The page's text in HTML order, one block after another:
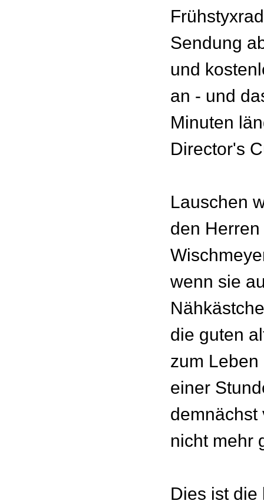
Sendung
und
an - und
Minuten
Director's
Lauschen
den
wenn sie
die guten
zum
einer
demnächst
nicht mehr
Dies ist die